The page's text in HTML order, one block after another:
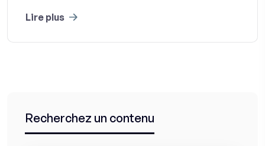
Lire plus
Recherchez un contenu